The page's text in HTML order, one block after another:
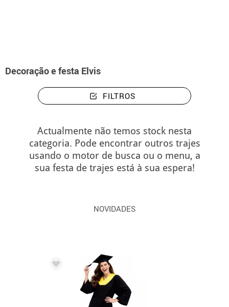
Decoração e festa Elvis
FILTROS
Actualmente não temos stock nesta
categoria. Pode encontrar outros trajes
usando o motor de busca ou o menu, a
sua festa de trajes está à sua espera!
NOVIDADES